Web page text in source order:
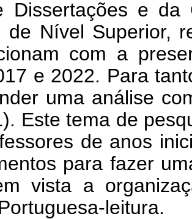
Dissertações e da
de Nível Superior,
com a
e 2022. Para
uma análise
Este tema de
de anos
para fazer
vista a
leitura.